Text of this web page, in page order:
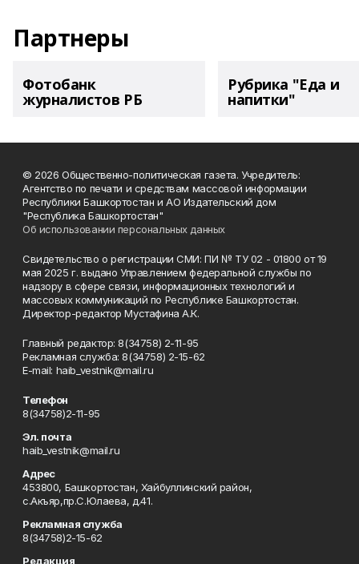
Партнеры
Фотобанк
журналистов РБ
Рубрика "Еда и
напитки"
© 2026 Общественно-политическая газета. Учредитель:
Агентство по печати и средствам массовой информации
Республики Башкортостан и АО Издательский дом
"Республика Башкортостан"
Об использовании персональных данных
Свидетельство о регистрации СМИ: ПИ № ТУ 02 - 01800 от 19
мая 2025 г. выдано Управлением федеральной службы по
надзору в сфере связи, информационных технологий и
массовых коммуникаций по Республике Башкортостан.
Директор-редактор Мустафина А.К.
Главный редактор: 8(34758) 2-11-95
Рекламная служба: 8(34758) 2-15-62
Е-mаil: haib_vestnik@mail.ru
Телефон
8(34758)2-11-95
Эл. почта
haib_vestnik@mail.ru
Адрес
453800, Башкортостан, Хайбуллинский район,
с.Акъяр,пр.С.Юлаева, д.41.
Рекламная служба
8(34758)2-15-62
Редакция